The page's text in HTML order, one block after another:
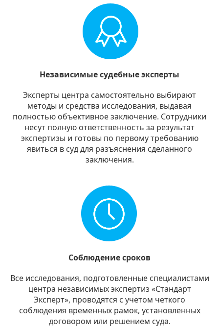
Независимые судебные эксперты
Эксперты центра самостоятельно выбирают
методы и средства исследования, выдавая
полностью объективное заключение. Сотрудники
несут полную ответственность за результат
экспертизы и готовы по первому требованию
явиться в суд для разъяснения сделанного
заключения.
Соблюдение сроков
Все исследования, подготовленные специалистами
центра независимых экспертиз «Стандарт
Эксперт», проводятся с учетом четкого
соблюдения временных рамок, установленных
договором или решением суда.